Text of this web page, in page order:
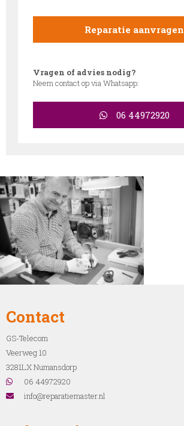
Reparatie aanvragen
Vragen of advies nodig?
Neem contact op via Whatsapp:
06 44972920
Contact
GS-Telecom
Veerweg 10
3281LX Numansdorp
06 44972920
info@reparatiemaster.nl